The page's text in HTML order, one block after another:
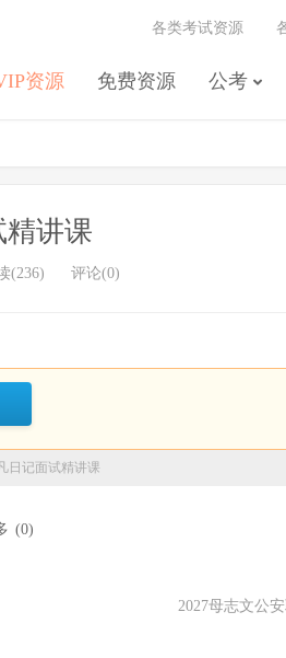
资源 免费资源 公考
各类考试资源
精讲课
(236) 评论(0)
日记面试精讲课
(0)
2027母志文公